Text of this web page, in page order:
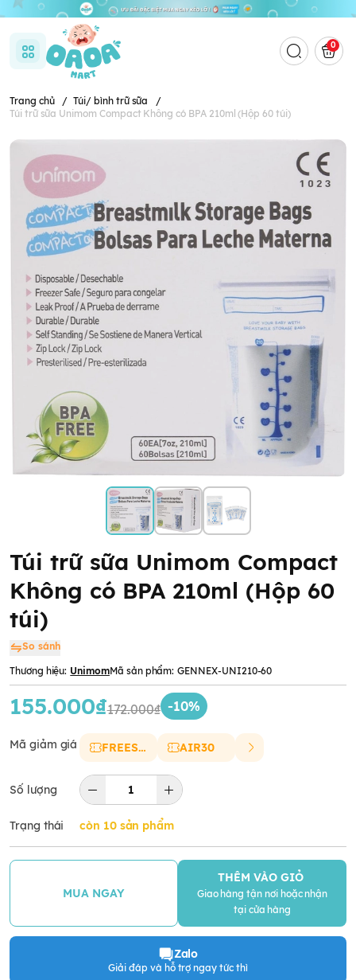
0
Trang chủ / Túi/ bình trữ sữa
/
Túi trữ sữa Unimom Compact Không có BPA 210ml (Hộp 60 túi)
Túi trữ sữa Unimom Compact
Không có BPA 210ml (Hộp 60
túi)
So sánh
Thương hiệu: UnimomMã sản phẩm: GENNEX-UNI210-60
155.000₫172.000₫ -10%
Mã giảm giá FREESHIP AIR30
Số lượng
Trạng thái còn 10 sản phẩm
MUA NGAY
THÊM VÀO GIỎ
Giao hàng tận nơi hoặc nhận
tại cửa hàng
Zalo
Giải đáp và hỗ trợ ngay tức thì